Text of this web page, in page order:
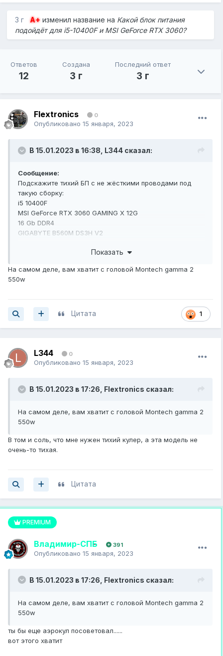
3 г A+ изменил название на Какой блок питания
подойдёт для i5-10400F и MSI GeForce RTX 3060?
Ответов
12
Создана
3 г
Последний ответ
3 г
Flextronics 0
Опубликовано 15 января, 2023
В 15.01.2023 в 16:38, L344 сказал:
Сообщение:
Подскажите тихий БП с не жёсткими проводами под
такую сборку:
i5 10400F
MSI GeForce RTX 3060 GAMING X 12G
16 Gb DDR4
GIGABYTE B560M DS3H V2
Комплектующие которые имеются в наличии:
Процессор: i5 10400F
Оперативная память: DDR4 16Gb
Блок питания:
Сис-ма охлаждения:
Пересборка, у нынешнего бп очень жёсткая и негибкая
проводка + толстенная оплётка. Это слегка (не слегка)
неудобно.
Для игр и работы с 3D
Показать
На самом деле, вам хватит с головой Montech gamma 2
550w
1
Цитата
L344 0
Опубликовано 15 января, 2023
В 15.01.2023 в 17:26, Flextronics сказал:
На самом деле, вам хватит с головой Montech gamma 2
550w
В том и соль, что мне нужен тихий кулер, а эта модель не
очень-то тихая.
Цитата
PREMIUM
Владимир-СПБ 391
Опубликовано 15 января, 2023
В 15.01.2023 в 17:26, Flextronics сказал:
На самом деле, вам хватит с головой Montech gamma 2
550w
ты бы еще аэрокул посоветовал......
вот этого хватит